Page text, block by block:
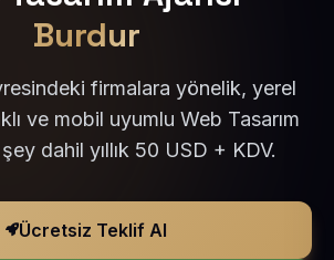
Burdur
firmalara yönelik, yerel
ve mobil uyumlu Web Tasarım
dahil yıllık 50 USD + KDV.
Ücretsiz Teklif Al